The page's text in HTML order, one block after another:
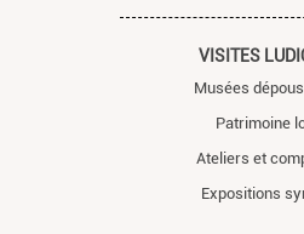
VISITES
Musées
Patrimoine
Ateliers et
Expositions